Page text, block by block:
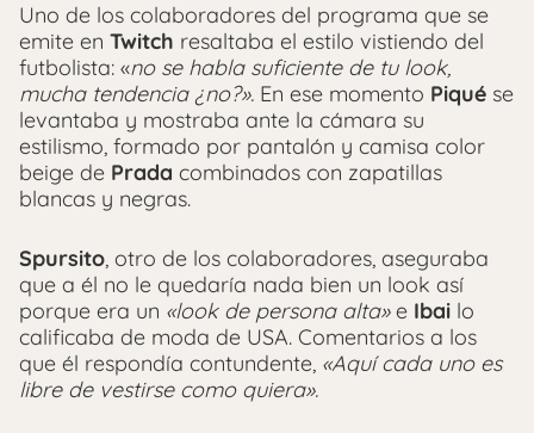
Uno de los colaboradores del programa que se
emite en Twitch resaltaba el estilo vistiendo del
futbolista: «no se habla suficiente de tu look,
mucha tendencia ¿no?». En ese momento Piqué se
levantaba y mostraba ante la cámara su
estilismo, formado por pantalón y camisa color
beige de Prada combinados con zapatillas
blancas y negras.
Spursito, otro de los colaboradores, aseguraba
que a él no le quedaría nada bien un look así
porque era un «look de persona alta»e Ibai lo
calificaba de moda de USA. Comentarios a los
que él respondía contundente, «Aquí cada uno es
libre de vestirse como quiera».